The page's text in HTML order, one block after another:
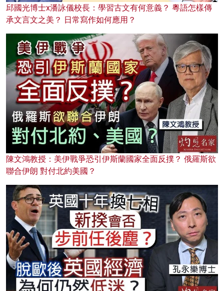
邱國光博士x潘詠儀校長：學習古文有何意義？ 粵語怎樣傳
承文言文之美？ 日常寫作如何應用？
陳文鴻教授：美伊戰爭恐引伊斯蘭國家全面反撲？ 俄羅斯欲
聯合伊朗 對付北約美國？